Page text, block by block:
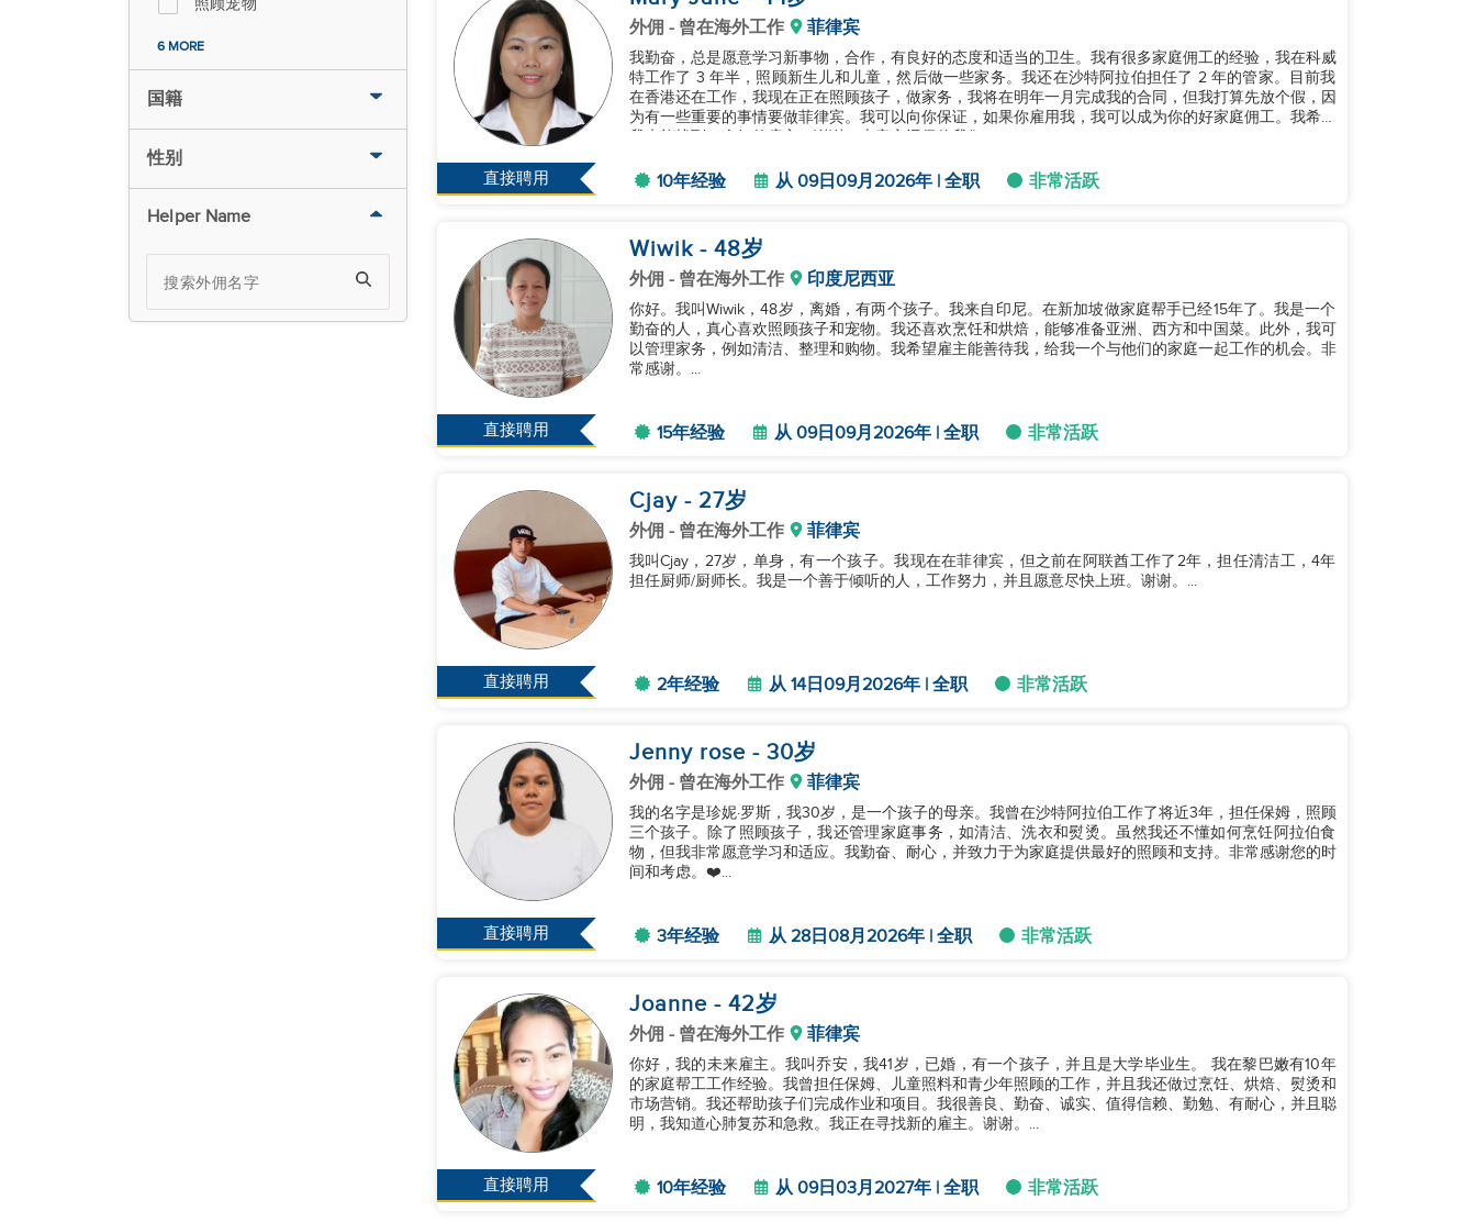
6 MORE
国籍
性别
Helper Name
直接聘用
外佣 - 曾在海外工作 菲律宾
我勤奋，总是愿意学习新事物，合作，有良好的态度和适当的卫生。我有很多家庭佣工的经验，我在科威
特工作了 3 年半，照顾新生儿和儿童，然后做一些家务。我还在沙特阿拉伯担任了 2 年的管家。目前我
在香港还在工作，我现在正在照顾孩子，做家务，我将在明年一月完成我的合同，但我打算先放个假，因
为有一些重要的事情要做菲律宾。我可以向你保证，如果你雇用我，我可以成为你的好家庭佣工。我希望
10年经验 从 09日09月2026年 | 全职 非常活跃
直接聘用
Wiwik - 48岁
外佣 - 曾在海外工作 印度尼西亚
你好。我叫Wiwik，48岁，离婚，有两个孩子。我来自印尼。在新加坡做家庭帮手已经15年了。我是一个
勤奋的人，真心喜欢照顾孩子和宠物。我还喜欢烹饪和烘焙，能够准备亚洲、西方和中国菜。此外，我可
以管理家务，例如清洁、整理和购物。我希望雇主能善待我，给我一个与他们的家庭一起工作的机会。非
常感谢。...
15年经验 从 09日09月2026年 | 全职 非常活跃
直接聘用
Cjay - 27岁
外佣 - 曾在海外工作 菲律宾
我叫Cjay，27岁，单身，有一个孩子。我现在在菲律宾，但之前在阿联酋工作了2年，担任清洁工，4年
担任厨师/厨师长。我是一个善于倾听的人，工作努力，并且愿意尽快上班。谢谢。...
2年经验 从 14日09月2026年 | 全职 非常活跃
直接聘用
Jenny rose - 30岁
外佣 - 曾在海外工作 菲律宾
我的名字是珍妮·罗斯，我30岁，是一个孩子的母亲。我曾在沙特阿拉伯工作了将近3年，担任保姆，照顾
三个孩子。除了照顾孩子，我还管理家庭事务，如清洁、洗衣和熨烫。虽然我还不懂如何烹饪阿拉伯食
物，但我非常愿意学习和适应。我勤奋、耐心，并致力于为家庭提供最好的照顾和支持。非常感谢您的时
间和考虑。❤️...
3年经验 从 28日08月2026年 | 全职 非常活跃
直接聘用
Joanne - 42岁
外佣 - 曾在海外工作 菲律宾
你好，我的未来雇主。我叫乔安，我41岁，已婚，有一个孩子，并且是大学毕业生。 我在黎巴嫩有10年
的家庭帮工工作经验。我曾担任保姆、儿童照料和青少年照顾的工作，并且我还做过烹饪、烘焙、熨烫和
市场营销。我还帮助孩子们完成作业和项目。我很善良、勤奋、诚实、值得信赖、勤勉、有耐心，并且聪
明，我知道心肺复苏和急救。我正在寻找新的雇主。谢谢。...
10年经验 从 09日03月2027年 | 全职 非常活跃